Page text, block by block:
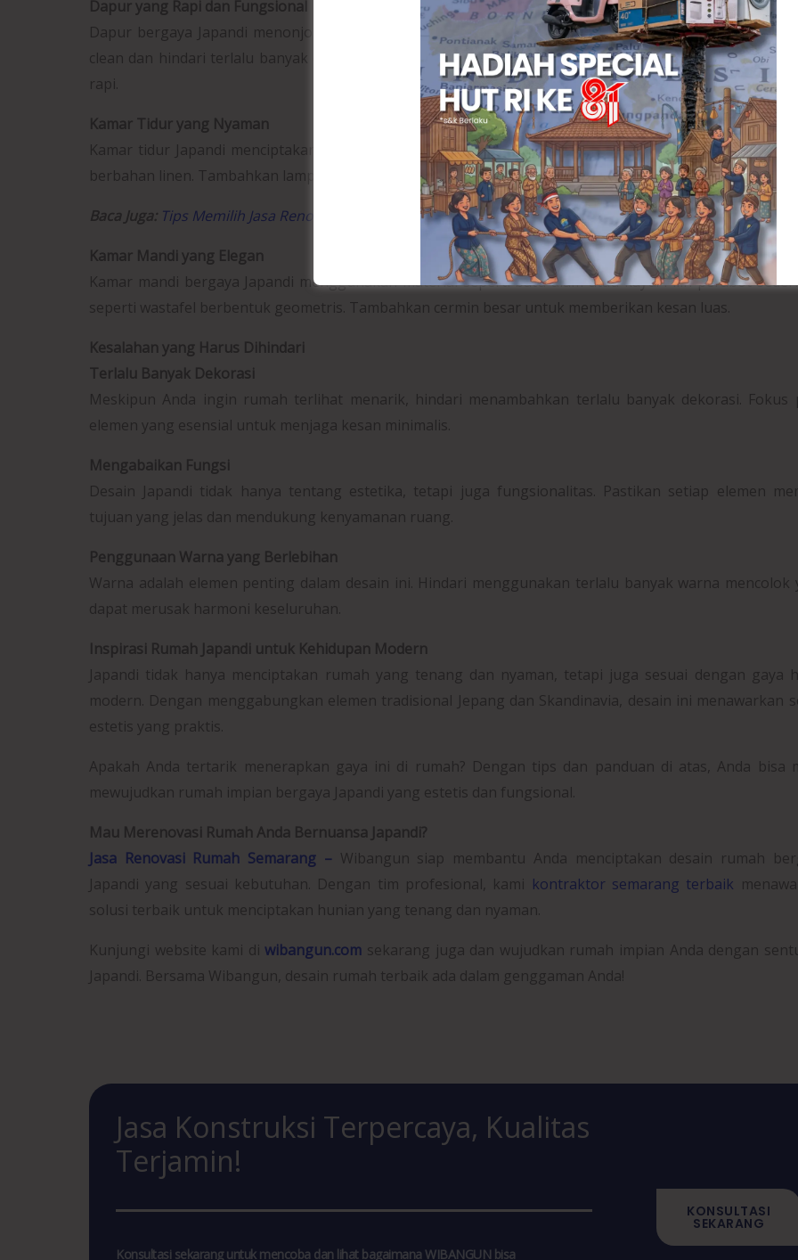
Dapur yang Rapi dan Fungsional
Dapur bergaya Japandi menonjolkan kesederhanaan dan kebersihan. Gunakan kabinet kayu dengan
clean dan hindari terlalu banyak dekorasi. Peralatan dapur bisa disimpan dalam laci untuk menjaga
rapi.
Kamar Tidur yang Nyaman
Kamar tidur Japandi menciptakan suasana yang relaks dan nyaman. Pilih tempat tidur rendah dengan
berbahan linen. Tambahkan lampu meja sederhana dan beberapa tanaman kecil untuk nuansa alami.
Baca Juga: Tips Memilih Jasa Renovasi Rumah Semarang yang Terpercaya
Kamar Mandi yang Elegan
Kamar mandi bergaya Japandi menggunakan material seperti batu alam atau kayu. Pilih perabot
seperti wastafel berbentuk geometris. Tambahkan cermin besar untuk memberikan kesan luas.
Kesalahan yang Harus Dihindari
Terlalu Banyak Dekorasi
Meskipun Anda ingin rumah terlihat menarik, hindari menambahkan terlalu banyak dekorasi. Fokus
elemen yang esensial untuk menjaga kesan minimalis.
Mengabaikan Fungsi
Desain Japandi tidak hanya tentang estetika, tetapi juga fungsionalitas. Pastikan setiap elemen
tujuan yang jelas dan mendukung kenyamanan ruang.
Penggunaan Warna yang Berlebihan
Warna adalah elemen penting dalam desain ini. Hindari menggunakan terlalu banyak warna mencolok
dapat merusak harmoni keseluruhan.
Inspirasi Rumah Japandi untuk Kehidupan Modern
Japandi tidak hanya menciptakan rumah yang tenang dan nyaman, tetapi juga sesuai dengan gaya
modern. Dengan menggabungkan elemen tradisional Jepang dan Skandinavia, desain ini menawarkan
estetis yang praktis.
Apakah Anda tertarik menerapkan gaya ini di rumah? Dengan tips dan panduan di atas, Anda bisa
mewujudkan rumah impian bergaya Japandi yang estetis dan fungsional.
Mau Merenovasi Rumah Anda Bernuansa Japandi?
Jasa Renovasi Rumah Semarang –Wibangun siap membantu Anda menciptakan desain rumah
Japandi yang sesuai kebutuhan. Dengan tim profesional, kami kontraktor semarang terbaik
solusi terbaik untuk menciptakan hunian yang tenang dan nyaman.
Kunjungi website kami di wibangun.com sekarang juga dan wujudkan rumah impian Anda dengan
Japandi. Bersama Wibangun, desain rumah terbaik ada dalam genggaman Anda!
Jasa Konstruksi Terpercaya, Kualitas
Terjamin!
Konsultasi sekarang untuk mencoba dan lihat bagaimana WIBANGUN bisa
KONSULTASI
SEKARANG